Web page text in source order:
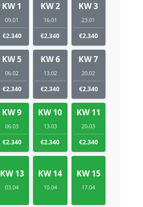
KW 1
09.01
€2.340
KW 2
16.01
€2.340
KW 3
23.01
€2.340
KW 5
06.02
€2.340
KW 6
13.02
€2.340
KW 7
20.02
€2.340
KW 9
06.03
€2.340
KW 10
13.03
€2.340
KW 11
20.03
€2.340
KW 13
03.04
KW 14
10.04
KW 15
17.04